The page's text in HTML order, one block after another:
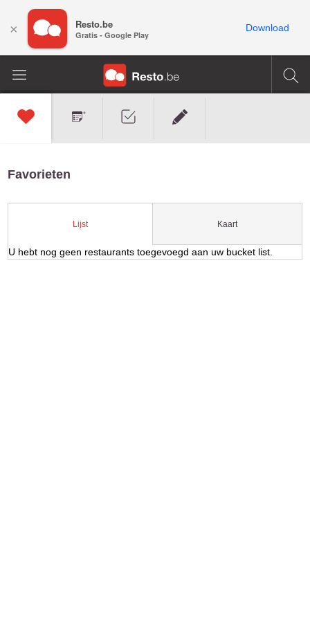
Favorieten
Lijst Kaart
U hebt nog geen restaurants toegevoegd aan uw bucket list.
× Resto.be
Gratis - Google Play
Download